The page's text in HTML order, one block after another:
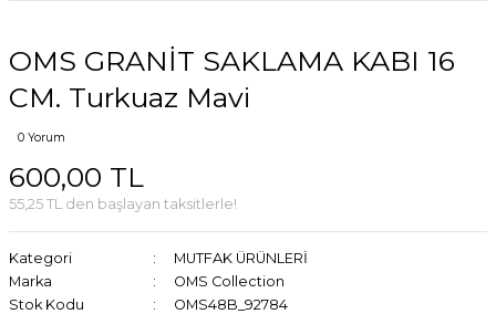
OMS GRANİT SAKLAMA KABI 16
CM. Turkuaz Mavi
0 Yorum
600,00 TL
55,25 TL den başlayan taksitlerle!
Kategori
MUTFAK ÜRÜNLERİ
Marka
OMS Collection
Stok Kodu
OMS48B_92784